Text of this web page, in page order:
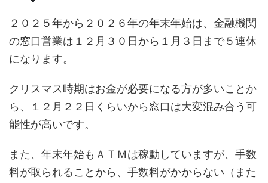
２０２５年から２０２６年の年末年始は、金融機関
の窓口営業は１２月３０日から１月３日まで５連休
になります。
クリスマス時期はお金が必要になる方が多いことか
ら、１２月２２日くらいから窓口は大変混み合う可
能性が高いです。
また、年末年始もＡＴＭは稼動していますが、手数
料が取られることから、手数料がかからない（また